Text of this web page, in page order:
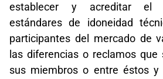
establecer y acreditar el
estándares de idoneidad
participantes del mercado de
las diferencias o reclamos
sus miembros o entre éstos